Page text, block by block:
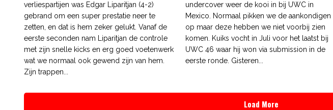
verliespartijen was Edgar Liparitjan (4-2)
gebrand om een super prestatie neer te
zetten, en dat is hem zeker gelukt. Vanaf de
eerste seconden nam Liparitjan de controle
met zijn snelle kicks en erg goed voetenwerk
wat we normaal ook gewend zijn van hem.
Zijn trappen...
undercover weer de kooi in bij UWC in
Mexico. Normaal pikken we de aankondigen
op maar deze hebben we niet voorbij zien
komen. Kuiks vocht in Juli voor het laatst bij
UWC 46 waar hij won via submission in de
eerste ronde. Gisteren...
Load More